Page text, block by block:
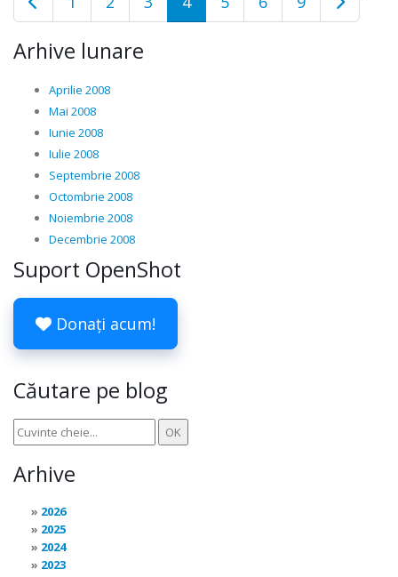
Arhive lunare
Aprilie 2008
Mai 2008
Iunie 2008
Iulie 2008
Septembrie 2008
Octombrie 2008
Noiembrie 2008
Decembrie 2008
Suport OpenShot
Donați acum!
Căutare pe blog
Arhive
2026
2025
2024
2023